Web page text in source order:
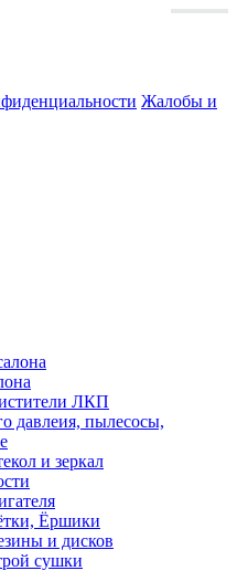
Жалобы и
ЛКП
давлеия, пылесосы,
и зеркал
Ёршики
и дисков
сушки